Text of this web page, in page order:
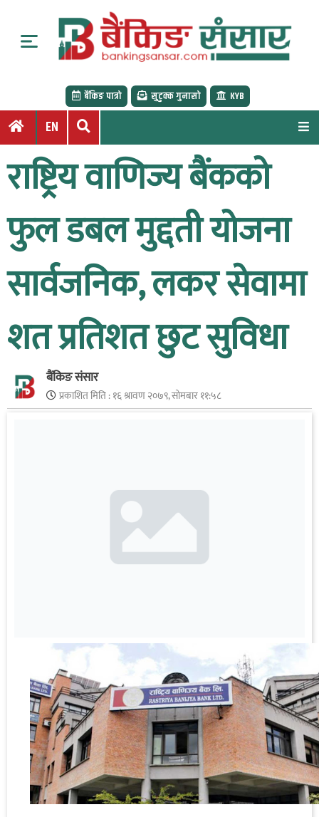
o
बैंकिङ पात्रो सुटुक्क गुनासो KYB
EN
राष्ट्रिय वाणिज्य बैंकको
फुल डबल मुद्दती योजना
सार्वजनिक, लकर सेवामा
शत प्रतिशत छुट सुविधा
बैंकिङ संसार
प्रकाशित मिति :१६ श्रावण २०७९, सोमबार ११:५८